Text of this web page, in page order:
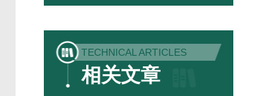
TECHNICAL ARTICLES
相关文章